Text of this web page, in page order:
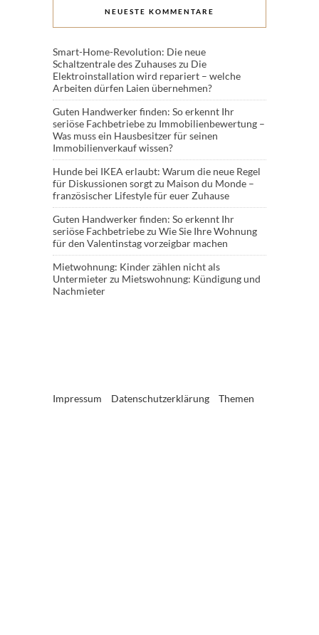
NEUESTE KOMMENTARE
Smart-Home-Revolution: Die neue
Schaltzentrale des Zuhauseszu Die
Elektroinstallation wird repariert – welche
Arbeiten dürfen Laien übernehmen?
Guten Handwerker finden: So erkennt Ihr
seriöse Fachbetriebezu Immobilienbewertung –
Was muss ein Hausbesitzer für seinen
Immobilienverkauf wissen?
Hunde bei IKEA erlaubt: Warum die neue Regel
für Diskussionen sorgtzu Maison du Monde –
französischer Lifestyle für euer Zuhause
Guten Handwerker finden: So erkennt Ihr
seriöse Fachbetriebezu Wie Sie Ihre Wohnung
für den Valentinstag vorzeigbar machen
Mietwohnung: Kinder zählen nicht als
Untermieterzu Mietswohnung: Kündigung und
Nachmieter
Impressum Datenschutzerklärung Themen